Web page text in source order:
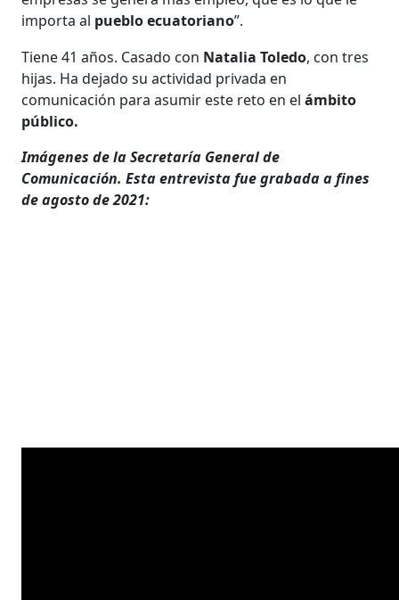
importa al pueblo ecuatoriano”.
Tiene 41 años. Casado con Natalia Toledo, con tres
hijas. Ha dejado su actividad privada en
comunicación para asumir este reto en elámbito
público.
Imágenes de la Secretaría General de
Comunicación. Esta entrevista fue grabada a fines
de agosto de 2021: